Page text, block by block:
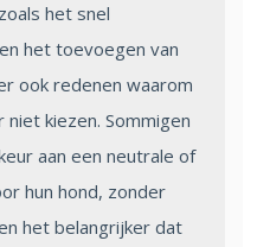
het snel
het toevoegen van
ook redenen waarom
kiezen. Sommigen
aan een neutrale of
hun hond, zonder
het belangrijker dat